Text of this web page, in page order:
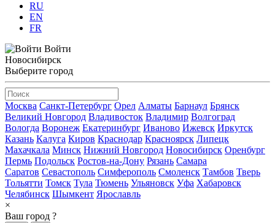
RU
EN
FR
Войти
Новосибирск
Выберите город
Москва Санкт-Петербург Орел Алматы Барнаул Брянск
Великий Новгород Владивосток Владимир Волгоград
Вологда Воронеж Екатеринбург Иваново Ижевск Иркутск
Казань Калуга Киров Краснодар Красноярск Липецк
Махачкала Минск Нижний Новгород Новосибирск Оренбург
Пермь Подольск Ростов-на-Дону Рязань Самара
Саратов Севастополь Симферополь Смоленск Тамбов Тверь
Тольятти Томск Тула Тюмень Ульяновск Уфа Хабаровск
Челябинск Шымкент Ярославль
×
Ваш город ?